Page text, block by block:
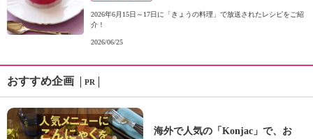
2026年6月15日～17日に「きょうの料理」で放送されたレシピをご紹
介！
2026/06/25
おすすめ企画 PR
海外で人気の「Konjac」で、お